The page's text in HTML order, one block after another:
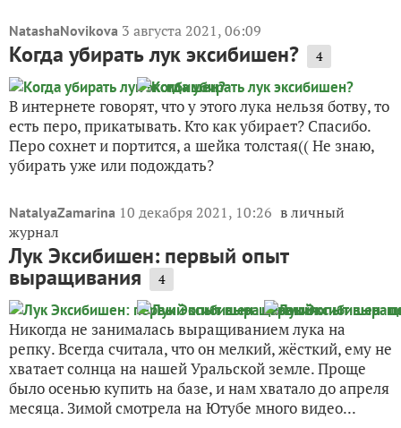
NatashaNovikova 3 августа 2021, 06:09
Когда убирать лук эксибишен? 4
В интернете говорят, что у этого лука нельзя ботву, то
есть перо, прикатывать. Кто как убирает? Спасибо.
Перо сохнет и портится, а шейка толстая(( Не знаю,
убирать уже или подождать?
NatalyaZamarina 10 декабря 2021, 10:26 в личный
журнал
Лук Эксибишен: первый опыт
выращивания 4
Никогда не занималась выращиванием лука на
репку. Всегда считала, что он мелкий, жёсткий, ему не
хватает солнца на нашей Уральской земле. Проще
было осенью купить на базе, и нам хватало до апреля
месяца. Зимой смотрела на Ютубе много видео...